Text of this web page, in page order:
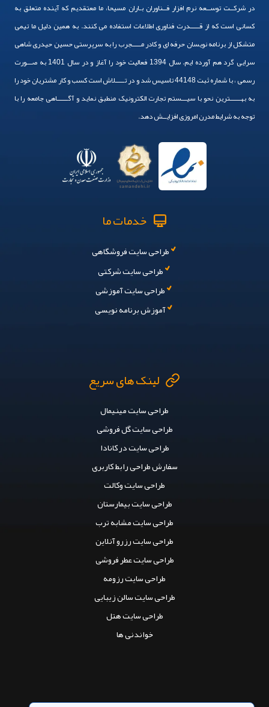
در شرکــت توســعه نرم افزار فــناوران بـاران مسیحا، ما معتقدیم که آینده متعلق به
کسانی است که از قـــــدرت فناوری اطلاعات استفاده می کنند. به همین دلیل ما تیمی
متشکل از برنامه نویسان حرفه ای و کادر مـــــجرب را به سرپرستی حسین حیدری شاهی
سرایی گرد هم آورده ایم. سال 1394 فعالیت خود را آغاز و در سال 1401 به صـــورت
رسمی ، با شماره ثبت 44148 تاسیس شد و در تـــــلاش است کسب و کار مشتریان خود را
به بهــــــترین نحو با سیـــستم تجارت الکترونیک منطبق نماید و آگــــــاهی جامعه را با
توجه به شرایط مدرن امروزی افزایــش دهد.
خدمات ما
طراحی سایت فروشگاهی
طراحی سایت شرکتی
طراحی سایت آموزشی
آموزش برنامه نویسی
لینک های سریع
طراحی سایت مینیمال
طراحی سایت گل فروشی
طراحی سایت در کانادا
سفارش طراحی رابط کاربری
طراحی سایت وکالت
طراحی سایت بیمارستان
طراحی سایت مشابه ترب
طراحی سایت رزرو آنلاین
طراحی سایت عطر فروشی
طراحی سایت رزومه
طراحی سایت سالن زیبایی
طراحی سایت هتل
خواندنی ها